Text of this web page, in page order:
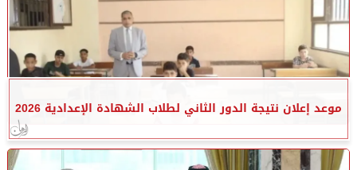
موعد إعلان نتيجة الدور الثاني لطلاب الشهادة الإعدادية 2026